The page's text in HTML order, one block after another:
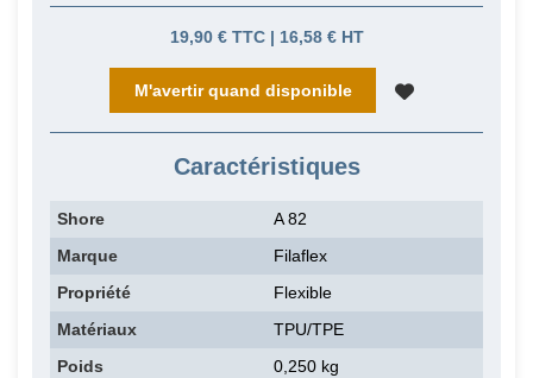
19,90 € TTC | 16,58 € HT
M'avertir quand disponible
Caractéristiques
Shore
A 82
Marque
Filaflex
Propriété
Flexible
Matériaux
TPU/TPE
Poids
0,250 kg